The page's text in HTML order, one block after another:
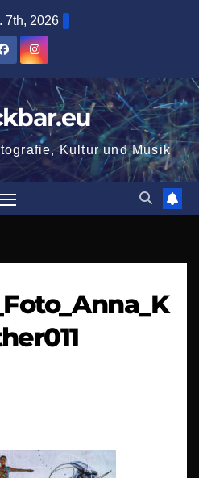
7th, 2026
Kultur und Musik